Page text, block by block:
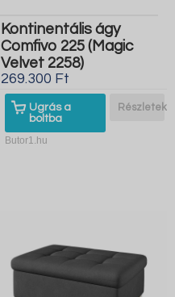
Kontinentális ágy
Comfivo 225 (Magic
Velvet 2258)
269.300 Ft
Ugrás a
boltba
Részletek
Butor1.hu